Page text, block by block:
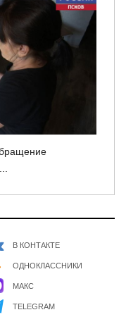
В КОНТАКТЕ
ОДНОКЛАССНИКИ
МАКС
TELEGRAM